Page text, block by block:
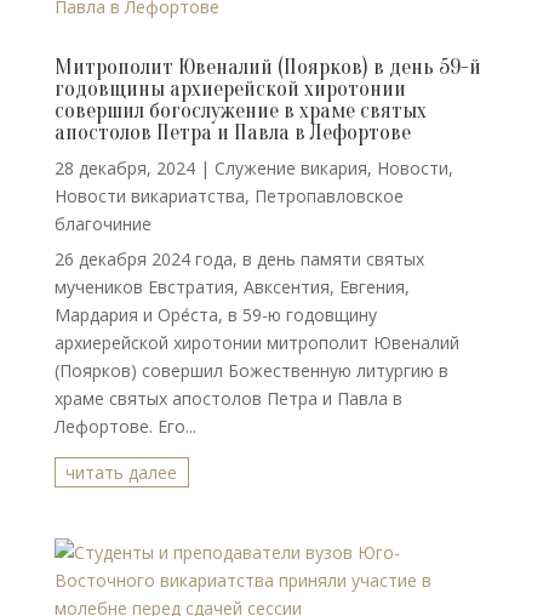
Митрополит Ювеналий (Поярков) в день 59-й
годовщины архиерейской хиротонии
совершил богослужение в храме святых
апостолов Петра и Павла в Лефортове
28 декабря, 2024| Cлужение викария, Новости,
Новости викариатства, Петропавловское
благочиние
26 декабря 2024 года, в день памяти святых
мучеников Евстратия, Авксентия, Евгения,
Мардария и Оре́ста, в 59-ю годовщину
архиерейской хиротонии митрополит Ювеналий
(Поярков) совершил Божественную литургию в
храме святых апостолов Петра и Павла в
Лефортове. Его...
читать далее